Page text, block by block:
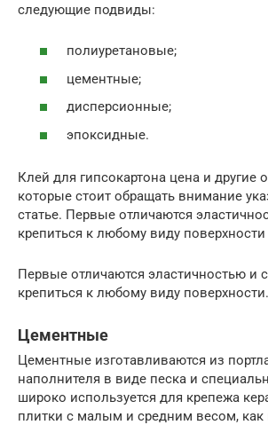
следующие подвиды:
полиуретановые;
цементные;
дисперсионные;
эпоксидные.
Клей для гипсокартона цена и другие
которые стоит обращать внимание
статье. Первые отличаются
крепиться к любому виду поверхности
Первые отличаются эластичностью и
крепиться к любому виду поверхности.
Цементные
Цементные изготавливаются из
наполнителя в виде песка и
широко используется для крепежа
плитки с малым и средним весом, как